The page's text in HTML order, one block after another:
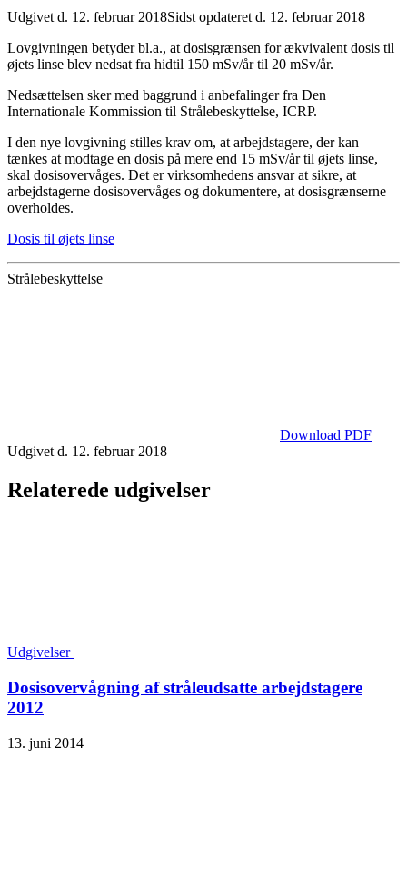
Udgivet d. 12. februar 2018Sidst opdateret d. 12. februar 2018
Lovgivningen betyder bl.a., at dosisgrænsen for ækvivalent dosis til
øjets linse blev nedsat fra hidtil 150 mSv/år til 20 mSv/år.
Nedsættelsen sker med baggrund i anbefalinger fra Den
Internationale Kommission til Strålebeskyttelse, ICRP.
I den nye lovgivning stilles krav om, at arbejdstagere, der kan
tænkes at modtage en dosis på mere end 15 mSv/år til øjets linse,
skal dosisovervåges. Det er virksomhedens ansvar at sikre, at
arbejdstagerne dosisovervåges og dokumentere, at dosisgrænserne
overholdes.
Dosis til øjets linse
Strålebeskyttelse
Download PDF
Udgivet d. 12. februar 2018
Relaterede udgivelser
Udgivelser
Dosisovervågning af stråleudsatte arbejdstagere
2012
13. juni 2014